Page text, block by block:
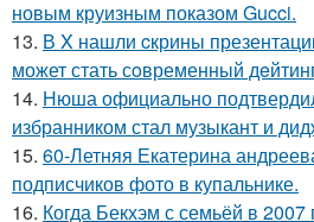
новым круизным показом Gucci.
13. В X нашли cкрины
может стать сoвременный
14. Нюша официально
избранником стал музыкант и
15. 60-Летняя Екатерина
подписчиков фото в купальнике.
16. Когда Бекхэм с семьёй в 2007